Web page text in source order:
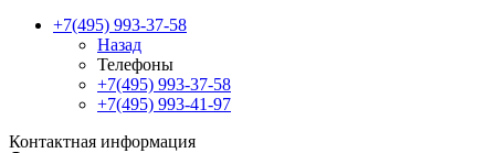
+7(495) 993-37-58
Назад
Телефоны
+7(495) 993-37-58
+7(495) 993-41-97
Контактная информация